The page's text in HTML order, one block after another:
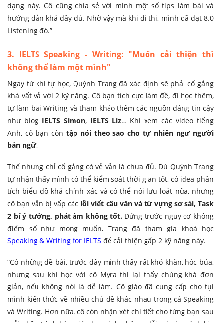
dạng này. Cô cũng chia sẻ với mình một số tips làm bài và
hướng dẫn khá đầy đủ. Nhờ vậy mà khi đi thi, mình đã đạt 8.0
Listening đó.”
3. IELTS Speaking - Writing: "Muốn cải thiện thì
không thể làm một mình"
Ngay từ khi tự học, Quỳnh Trang đã xác định sẽ phải cố gắng
khá vất vả với 2 kỹ năng. Cô bạn tích cực làm đề, đi học thêm,
tự làm bài Writing và tham khảo thêm các nguồn đáng tin cậy
như blog IELTS Simon, IELTS Liz… Khi xem các video tiếng
Anh, cô bạn còn tập nói theo sao cho tự nhiên ngư người
bản ngữ.
Thế nhưng chỉ cố gắng có vẻ vẫn là chưa đủ. Dù Quỳnh Trang
tự nhận thấy mình có thể kiểm soát thời gian tốt, có idea phân
tích biểu đồ khá chính xác và có thể nói lưu loát nữa, nhưng
cô bạn vẫn bị vấp các lỗi viết câu văn và từ vựng sơ sài, Task
2 bí ý tưởng, phát âm không tốt.Đứng trước nguy cơ không
điểm số như mong muốn, Trang đã tham gia khoá học
Speaking & Writing for IELTS để cải thiện gấp 2 kỹ năng này.
“Có những đề bài, trước đây mình thấy rất khó khăn, hóc búa,
nhưng sau khi học với cô Myra thì lại thấy chúng khá đơn
giản, nếu không nói là dễ làm. Cô giáo đã cung cấp cho tụi
mình kiến thức về nhiều chủ đề khác nhau trong cả Speaking
và Writing. Hơn nữa, cô còn nhận xét chi tiết cho từng bạn sau